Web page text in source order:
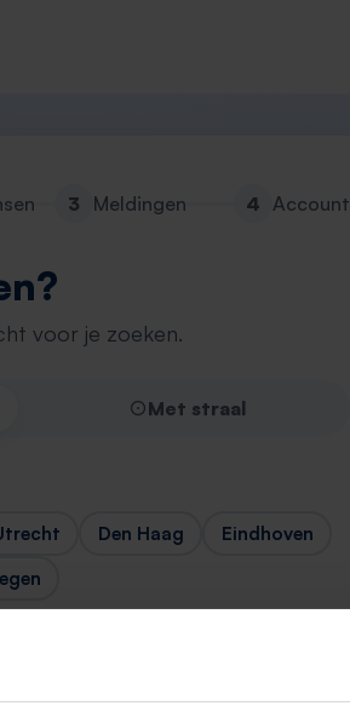
3 Meldingen 4 Account
voor je zoeken.
Met straal
Den Haag
Eindhoven